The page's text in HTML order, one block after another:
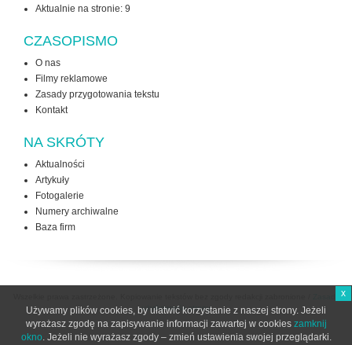
Aktualnie na stronie: 9
CZASOPISMO
O nas
Filmy reklamowe
Zasady przygotowania tekstu
Kontakt
NA SKRÓTY
Aktualności
Artykuły
Fotogalerie
Numery archiwalne
Baza firm
użytkowania strony
x
Używamy plików cookies, by ułatwić korzystanie z naszej strony. Jeżeli
wyrażasz zgodę na zapisywanie informacji zawartej w cookies zamknij
okno. Jeżeli nie wyrażasz zgody – zmień ustawienia swojej przeglądarki.